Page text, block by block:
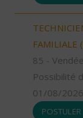
FAMILIALE
85 - Vendée
Possibilité
01/08/2026
POSTULER